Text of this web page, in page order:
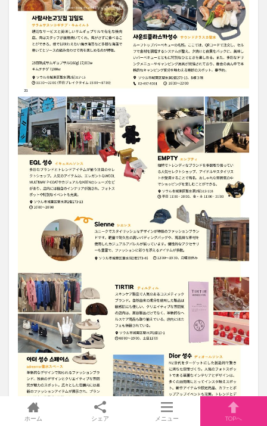
ホーム シェア メニュー TOPへ